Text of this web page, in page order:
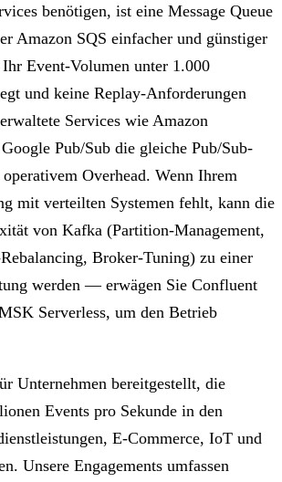
benötigen, ist eine Message Queue
Amazon SQS einfacher und günstiger
Event-Volumen unter 1.000
und keine Replay-Anforderungen
Services wie Amazon
Pub/Sub die gleiche Pub/Sub-
Overhead. Wenn Ihrem
mit verteilten Systemen fehlt, kann die
von Kafka (Partition-Management,
Broker-Tuning) zu einer
werden — erwägen Sie Confluent
Serverless, um den Betrieb
Unternehmen bereitgestellt, die
Events pro Sekunde in den
E-Commerce, IoT und
Unsere Engagements umfassen